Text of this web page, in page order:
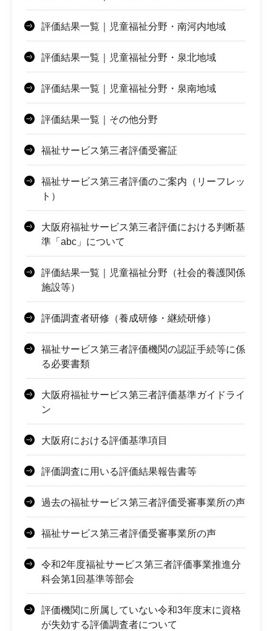
評価結果一覧｜児童福祉分野・南河内地域
評価結果一覧｜児童福祉分野・泉北地域
評価結果一覧｜児童福祉分野・泉南地域
評価結果一覧｜その他分野
福祉サービス第三者評価受審証
福祉サービス第三者評価のご案内（リーフレッ
ト）
大阪府福祉サービス第三者評価における判断基
準「abc」について
評価結果一覧｜児童福祉分野（社会的養護関係
施設等）
評価調査者研修（養成研修・継続研修）
福祉サービス第三者評価機関の認証手続等に係
る必要書類
大阪府福祉サービス第三者評価基準ガイドライ
ン
大阪府における評価基準項目
評価調査に用いる評価結果報告書等
過去の福祉サービス第三者評価受審事業所の声
福祉サービス第三者評価受審事業所の声
令和2年度福祉サービス第三者評価事業推進分
科会第1回基準等部会
評価機関に所属していない令和3年度末に資格
が失効する評価調査者について